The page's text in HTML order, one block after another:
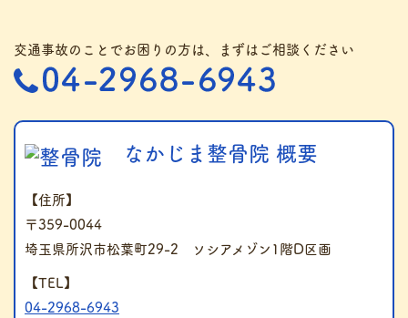
交通事故のことでお困りの方は、まずはご相談ください
なかじま整骨院 概要
【住所】
〒359-0044
埼玉県所沢市松葉町29-2 ソシアメゾン1階D区画
【TEL】
04-2968-6943